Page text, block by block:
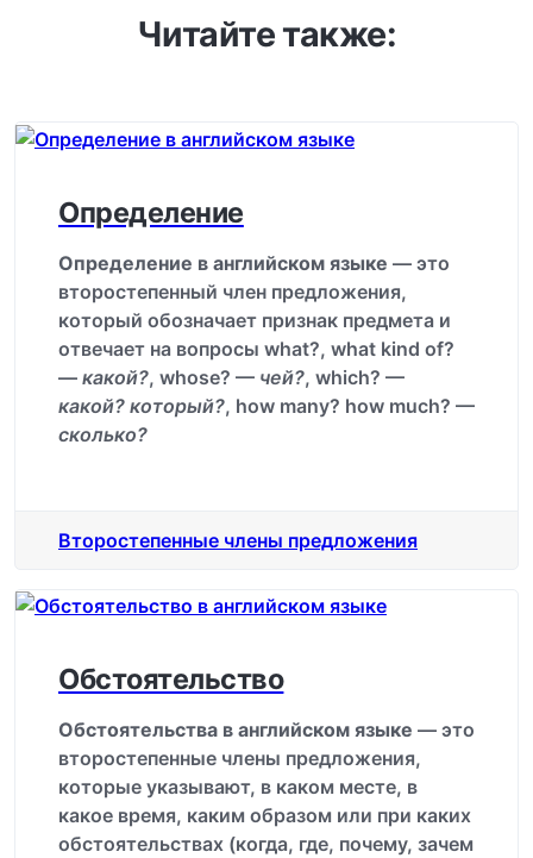
Читайте также:
Определение
Определение в английском языке — это
второстепенный член предложения,
который обозначает признак предмета и
отвечает на вопросы what?, what kind of?
— какой?, whose? — чей?, which? —
какой? который?, how many? how much? —
сколько?
Второстепенные члены предложения
Обстоятельство
Обстоятельства в английском языке — это
второстепенные члены предложения,
которые указывают, в каком месте, в
какое время, каким образом или при каких
обстоятельствах (когда, где, почему, зачем